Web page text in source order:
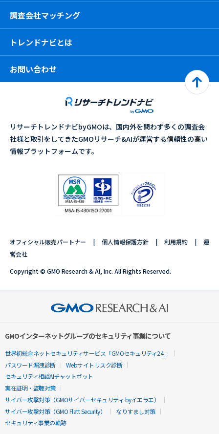
調査会社マッチング
トレンドナビとは
お問い合わせ
リサーチトレンドナビbyGMOは、国内外を問わず多くの調査会
社様と取引をしてきたGMOリサーチ&AIが運営する信頼性の高い
情報プラットフォームです。
オフィシャル販売パートナー 個人情報保護方針 利用規約
運
営会社
Copyright © GMO Research & AI, Inc. All Rights Reserved.
GMOインターネットグループのセキュリティ事業について
世界初総合ネットセキュリティサービス「GMOセキュリティ24」
パスワード漏洩診断
Webサイトリスク診断
セキュリティ相談AIチャットボット
実在証明・盗聴対策
サイバー攻撃対策（GMOサイバーセキュリティ byイエラエ）
サイバー攻撃対策（GMO Flatt Security）
なりすまし対策
セキュリティ事業の軌跡